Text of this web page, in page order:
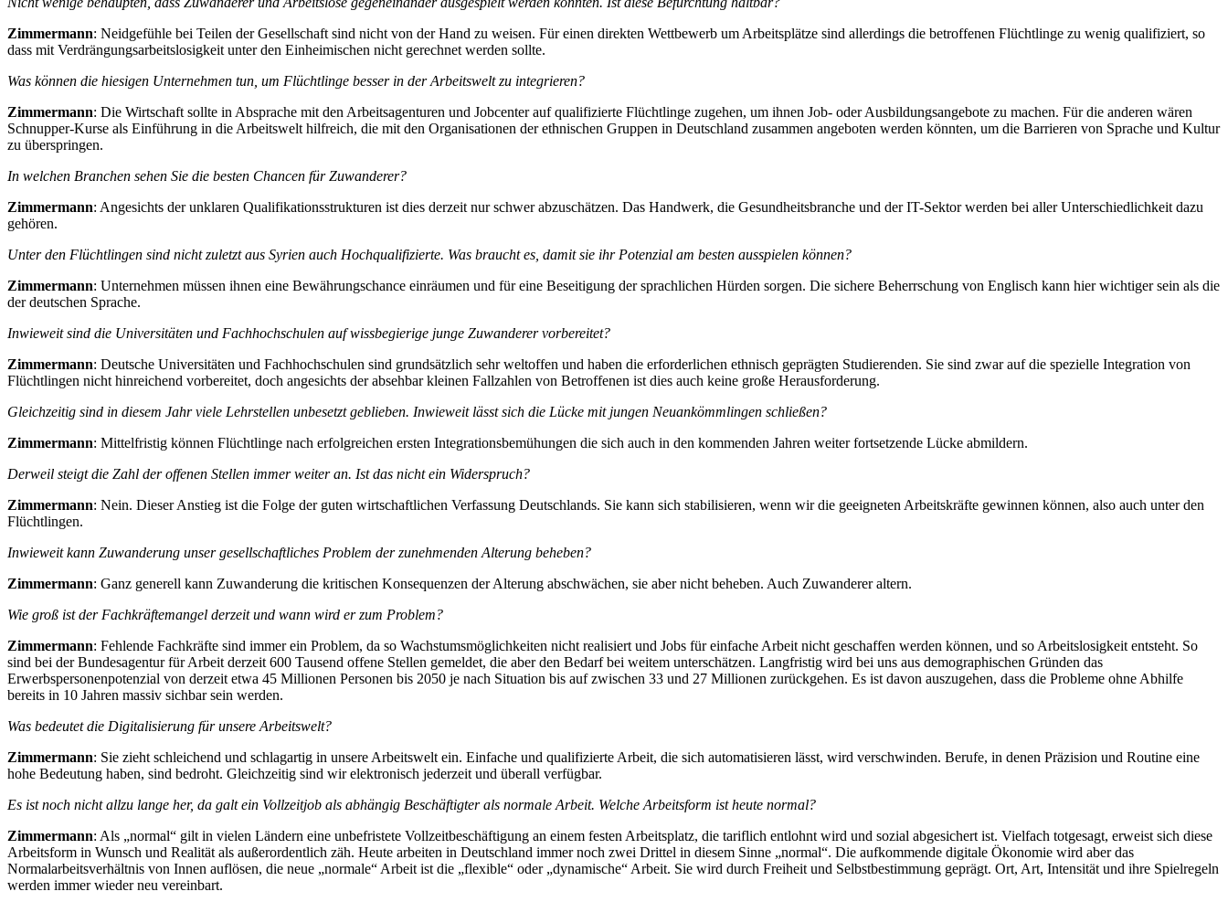
Zimmermann: Neidgefühle bei Teilen der Gesellschaft sind nicht von der Hand zu weisen. Für einen direkten Wettbewerb um Arbeitsplätze sind allerdings die betroffenen Flüchtlinge zu wenig qualifiziert, so
dass mit Verdrängungsarbeitslosigkeit unter den Einheimischen nicht gerechnet werden sollte.
Was können die hiesigen Unternehmen tun, um Flüchtlinge besser in der Arbeitswelt zu integrieren?
Zimmermann: Die Wirtschaft sollte in Absprache mit den Arbeitsagenturen und Jobcenter auf qualifizierte Flüchtlinge zugehen, um ihnen Job- oder Ausbildungsangebote zu machen. Für die anderen wären
Schnupper-Kurse als Einführung in die Arbeitswelt hilfreich, die mit den Organisationen der ethnischen Gruppen in Deutschland zusammen angeboten werden könnten, um die Barrieren von Sprache und Kultur
zu überspringen.
In welchen Branchen sehen Sie die besten Chancen für Zuwanderer?
Zimmermann: Angesichts der unklaren Qualifikationsstrukturen ist dies derzeit nur schwer abzuschätzen. Das Handwerk, die Gesundheitsbranche und der IT-Sektor werden bei aller Unterschiedlichkeit dazu
gehören.
Unter den Flüchtlingen sind nicht zuletzt aus Syrien auch Hochqualifizierte. Was braucht es, damit sie ihr Potenzial am besten ausspielen können?
Zimmermann: Unternehmen müssen ihnen eine Bewährungschance einräumen und für eine Beseitigung der sprachlichen Hürden sorgen. Die sichere Beherrschung von Englisch kann hier wichtiger sein als die
der deutschen Sprache.
Inwieweit sind die Universitäten und Fachhochschulen auf wissbegierige junge Zuwanderer vorbereitet?
Zimmermann: Deutsche Universitäten und Fachhochschulen sind grundsätzlich sehr weltoffen und haben die erforderlichen ethnisch geprägten Studierenden. Sie sind zwar auf die spezielle Integration von
Flüchtlingen nicht hinreichend vorbereitet, doch angesichts der absehbar kleinen Fallzahlen von Betroffenen ist dies auch keine große Herausforderung.
Gleichzeitig sind in diesem Jahr viele Lehrstellen unbesetzt geblieben. Inwieweit lässt sich die Lücke mit jungen Neuankömmlingen schließen?
Zimmermann: Mittelfristig können Flüchtlinge nach erfolgreichen ersten Integrationsbemühungen die sich auch in den kommenden Jahren weiter fortsetzende Lücke abmildern.
Derweil steigt die Zahl der offenen Stellen immer weiter an. Ist das nicht ein Widerspruch?
Zimmermann: Nein. Dieser Anstieg ist die Folge der guten wirtschaftlichen Verfassung Deutschlands. Sie kann sich stabilisieren, wenn wir die geeigneten Arbeitskräfte gewinnen können, also auch unter den
Flüchtlingen.
Inwieweit kann Zuwanderung unser gesellschaftliches Problem der zunehmenden Alterung beheben?
Zimmermann: Ganz generell kann Zuwanderung die kritischen Konsequenzen der Alterung abschwächen, sie aber nicht beheben. Auch Zuwanderer altern.
Wie groß ist der Fachkräftemangel derzeit und wann wird er zum Problem?
Zimmermann: Fehlende Fachkräfte sind immer ein Problem, da so Wachstumsmöglichkeiten nicht realisiert und Jobs für einfache Arbeit nicht geschaffen werden können, und so Arbeitslosigkeit entsteht. So
sind bei der Bundesagentur für Arbeit derzeit 600 Tausend offene Stellen gemeldet, die aber den Bedarf bei weitem unterschätzen. Langfristig wird bei uns aus demographischen Gründen das
Erwerbspersonenpotenzial von derzeit etwa 45 Millionen Personen bis 2050 je nach Situation bis auf zwischen 33 und 27 Millionen zurückgehen. Es ist davon auszugehen, dass die Probleme ohne Abhilfe
bereits in 10 Jahren massiv sichbar sein werden.
Was bedeutet die Digitalisierung für unsere Arbeitswelt?
Zimmermann: Sie zieht schleichend und schlagartig in unsere Arbeitswelt ein. Einfache und qualifizierte Arbeit, die sich automatisieren lässt, wird verschwinden. Berufe, in denen Präzision und Routine eine
hohe Bedeutung haben, sind bedroht. Gleichzeitig sind wir elektronisch jederzeit und überall verfügbar.
Es ist noch nicht allzu lange her, da galt ein Vollzeitjob als abhängig Beschäftigter als normale Arbeit. Welche Arbeitsform ist heute normal?
Zimmermann: Als „normal“ gilt in vielen Ländern eine unbefristete Vollzeitbeschäftigung an einem festen Arbeitsplatz, die tariflich entlohnt wird und sozial abgesichert ist. Vielfach totgesagt, erweist sich diese
Arbeitsform in Wunsch und Realität als außerordentlich zäh. Heute arbeiten in Deutschland immer noch zwei Drittel in diesem Sinne „normal“. Die aufkommende digitale Ökonomie wird aber das
Normalarbeitsverhältnis von Innen auflösen, die neue „normale“ Arbeit ist die „flexible“ oder „dynamische“ Arbeit. Sie wird durch Freiheit und Selbstbestimmung geprägt. Ort, Art, Intensität und ihre Spielregeln
werden immer wieder neu vereinbart.